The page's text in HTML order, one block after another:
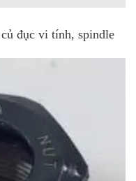
đục vi tính, spindle